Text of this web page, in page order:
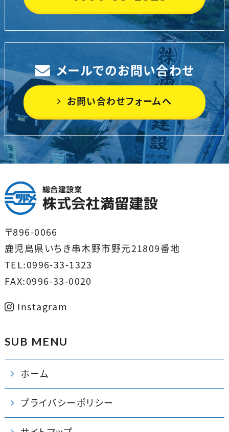
メールでのお問い合わせ
お問い合わせフォームへ
〒896-0066
鹿児島県いちき串木野市野元21809番地
TEL:0996-33-1323
FAX:0996-33-0020
Instagram
SUB MENU
ホーム
プライバシーポリシー